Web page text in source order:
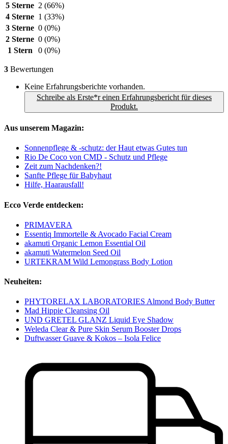
5 Sterne 2 (66%)
4 Sterne 1 (33%)
3 Sterne 0 (0%)
2 Sterne 0 (0%)
1 Stern
0 (0%)
3 Bewertungen
Keine Erfahrungsberichte vorhanden.
Schreibe als Erste*r einen Erfahrungsbericht für dieses
Produkt.
Aus unserem Magazin:
Sonnenpflege & -schutz: der Haut etwas Gutes tun
Rio De Coco von CMD - Schutz und Pflege
Zeit zum Nachdenken?!
Sanfte Pflege für Babyhaut
Hilfe, Haarausfall!
Ecco Verde entdecken:
PRIMAVERA
Essentiq Immortelle & Avocado Facial Cream
akamuti Organic Lemon Essential Oil
akamuti Watermelon Seed Oil
URTEKRAM Wild Lemongrass Body Lotion
Neuheiten:
PHYTORELAX LABORATORIES Almond Body Butter
Mad Hippie Cleansing Oil
UND GRETEL GLANZ Liquid Eye Shadow
Weleda Clear & Pure Skin Serum Booster Drops
Duftwasser Guave & Kokos – Isola Felice